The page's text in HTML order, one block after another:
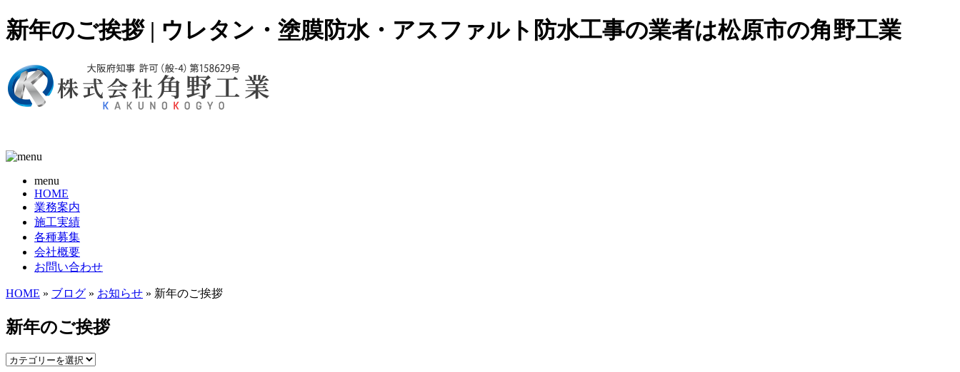
新年のご挨拶 | ウレタン・塗膜防水・アスファルト防水工事の業者は松原市の角野工業
menu
HOME
業務案内
施工実績
各種募集
会社概要
お問い合わせ
HOME » ブログ » お知らせ » 新年のご挨拶
新年のご挨拶